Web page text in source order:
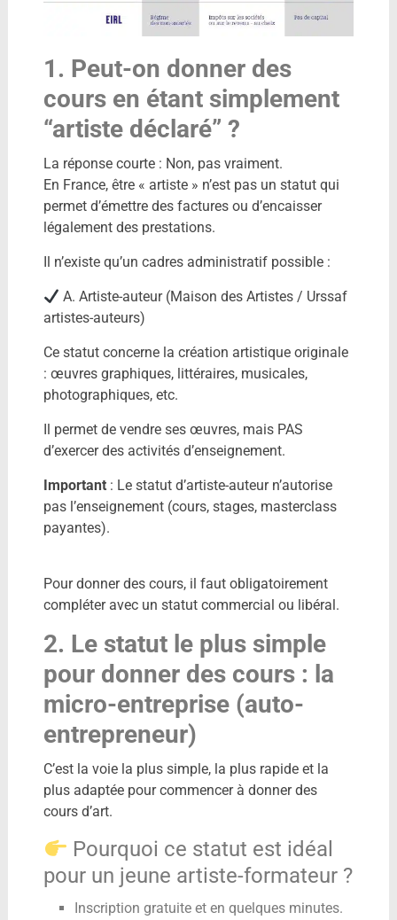
1. Peut-on donner des
cours en étant simplement
“artiste déclaré” ?
La réponse courte : Non, pas vraiment.
En France, être « artiste » n’est pas un statut qui
permet d’émettre des factures ou d’encaisser
légalement des prestations.
Il n’existe qu’un cadres administratif possible :
A. Artiste-auteur (Maison des Artistes / Urssaf
artistes-auteurs)
Ce statut concerne la création artistique originale
: œuvres graphiques, littéraires, musicales,
photographiques, etc.
Il permet de vendre ses œuvres, mais PAS
d’exercer des activités d’enseignement.
Important: Le statut d’artiste-auteur n’autorise
pas l’enseignement (cours, stages, masterclass
payantes).
Pour donner des cours, il faut obligatoirement
compléter avec un statut commercial ou libéral.
2. Le statut le plus simple
pour donner des cours : la
micro-entreprise (auto-
entrepreneur)
C’est la voie la plus simple, la plus rapide et la
plus adaptée pour commencer à donner des
cours d’art.
Pourquoi ce statut est idéal
pour un jeune artiste-formateur ?
Inscription gratuite et en quelques minutes.